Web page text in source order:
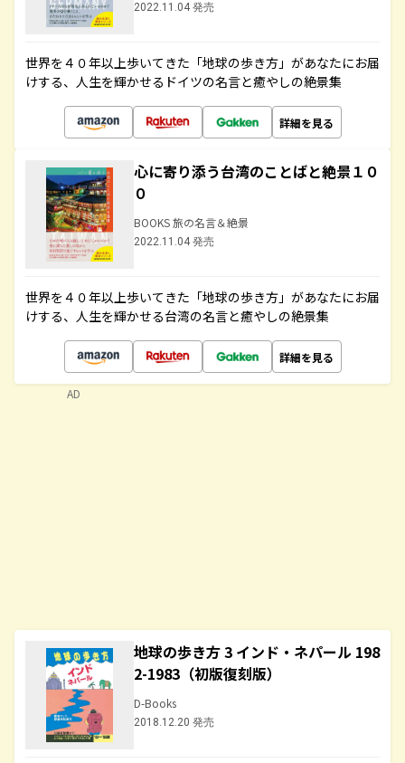
2022.11.04 発売
世界を４０年以上歩いてきた「地球の歩き方」があなたにお届
けする、人生を輝かせるドイツの名言と癒やしの絶景集
詳細を見る
心に寄り添う台湾のことばと絶景１０
０
BOOKS 旅の名言＆絶景
2022.11.04 発売
世界を４０年以上歩いてきた「地球の歩き方」があなたにお届
けする、人生を輝かせる台湾の名言と癒やしの絶景集
詳細を見る
地球の歩き方 3 インド・ネパール 198
2-1983（初版復刻版）
D-Books
2018.12.20 発売
AD